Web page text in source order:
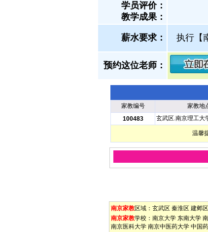
学员评价：
教学成果：
薪水要求： 执行【
预约这位老师：
家教编号 家教地
100483
玄武区.南京理工大
温馨
南京家教区域： 玄武区 秦淮区 建邺区
南京家教学校： 南京大学 东南大学
南京医科大学 南京中医药大学 中国